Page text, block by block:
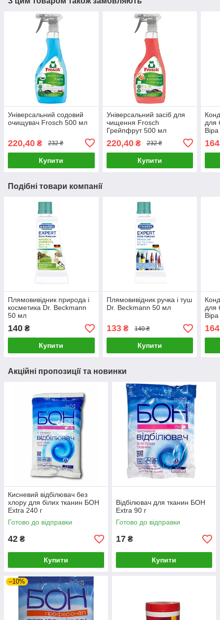
Універсальний содовий
очищувач Frosch 500 мл
220,40 ₴ 232 ₴
Купити
Універсальний засіб для
чищення Frosch
Грейпфрут 500 мл
220,40₴ 232 ₴
Купити
для
Подібні товари компанії
Плямовивідник природа і
косметика Dr. Beckmann
50 мл
140 ₴
Купити
Плямовивідник ручка і туш
Dr. Beckmann 50 мл
133₴ 140 ₴
Купити
для
Акційні пропозиції та новинки
Кисневий відбілювач без
хлору для білих тканин БОН
Extra 240 г
Готово до відправки
42 ₴
Купити
Відбілювач для тканин БОН
Extra 90 г
Готово до відправки
17 ₴
Купити
–10%